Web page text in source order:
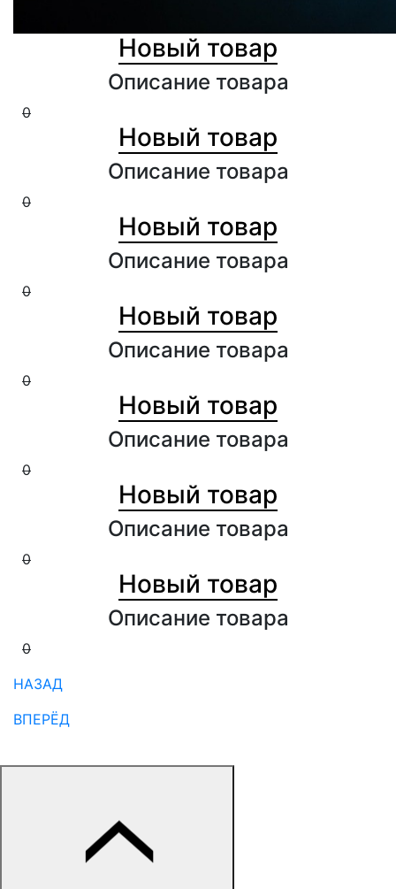
Новый товар
Описание товара
0
Новый товар
Описание товара
0
Новый товар
Описание товара
0
Новый товар
Описание товара
0
Новый товар
Описание товара
0
Новый товар
Описание товара
0
Новый товар
Описание товара
0
НАЗАД
ВПЕРЁД